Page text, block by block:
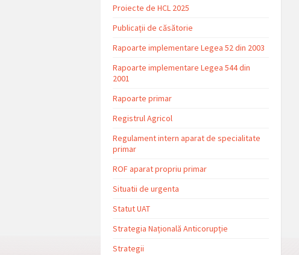
Proiecte de HCL 2025
Publicații de căsătorie
Rapoarte implementare Legea 52 din 2003
Rapoarte implementare Legea 544 din
2001
Rapoarte primar
Registrul Agricol
Regulament intern aparat de specialitate
primar
ROF aparat propriu primar
Situatii de urgenta
Statut UAT
Strategia Națională Anticorupție
Strategii